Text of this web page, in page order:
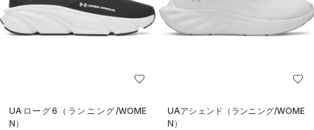
UAローグ6（ランニング/WOME
N）
UAアシェンド（ランニング/WOME
N）